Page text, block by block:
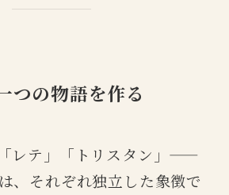
つの物語を作る
「レテ」「トリスタン」——
、それぞれ独立した象徴で